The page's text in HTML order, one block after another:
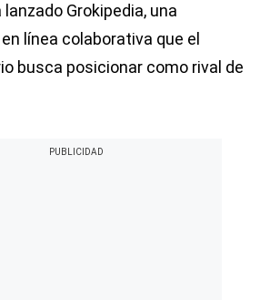
lanzado Grokipedia, una
línea colaborativa que el
busca posicionar como rival de